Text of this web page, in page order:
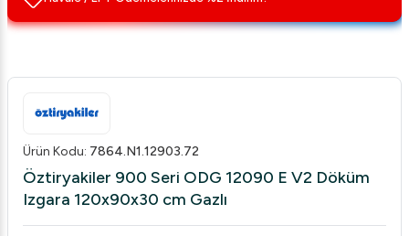
Ürün Kodu: 7864.N1.12903.72
Öztiryakiler 900 Seri ODG 12090 E V2 Döküm
Izgara 120x90x30 cm Gazlı